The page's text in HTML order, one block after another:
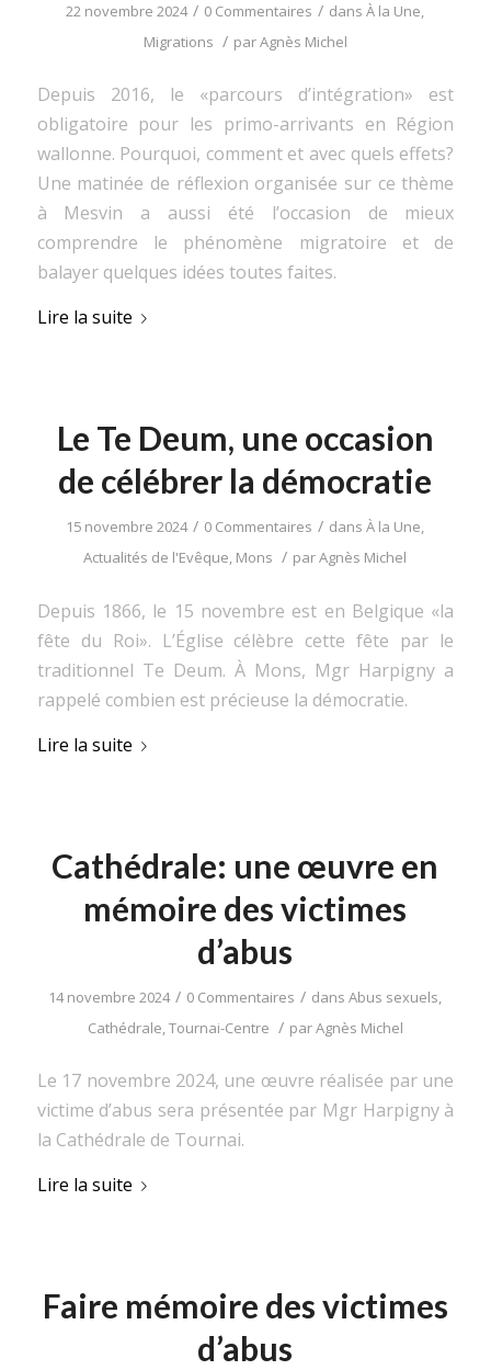
22 novembre 2024 / 0 Commentaires / dansÀ la Une,
Migrations / parAgnès Michel
Depuis 2016, le «parcours d’intégration» est
obligatoire pour les primo-arrivants en Région
wallonne. Pourquoi, comment et avec quels effets?
Une matinée de réflexion organisée sur ce thème
à Mesvin a aussi été l’occasion de mieux
comprendre le phénomène migratoire et de
balayer quelques idées toutes faites.
Lire la suite
Le Te Deum, une occasion
de célébrer la démocratie
15 novembre 2024 / 0 Commentaires / dansÀ la Une,
Actualités de l'Evêque, Mons / parAgnès Michel
Depuis 1866, le 15 novembre est en Belgique «la
fête du Roi». L’Église célèbre cette fête par le
traditionnel Te Deum. À Mons, Mgr Harpigny a
rappelé combien est précieuse la démocratie.
Lire la suite
Cathédrale: une œuvre en
mémoire des victimes
d’abus
14 novembre 2024 / 0 Commentaires / dansAbus sexuels,
Cathédrale,Tournai-Centre / parAgnès Michel
Le 17 novembre 2024, une œuvre réalisée par une
victime d’abus sera présentée par Mgr Harpigny à
la Cathédrale de Tournai.
Lire la suite
Faire mémoire des victimes
d’abus